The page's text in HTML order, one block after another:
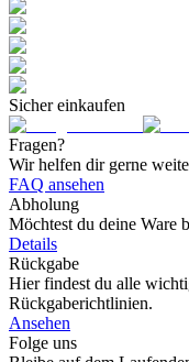
Sicher einkaufen
Fragen?
Wir helfen dir gerne
FAQ ansehen
Abholung
Möchtest du deine Ware
Details
Rückgabe
Hier findest du alle
Rückgaberichtlinien.
Ansehen
Folge uns